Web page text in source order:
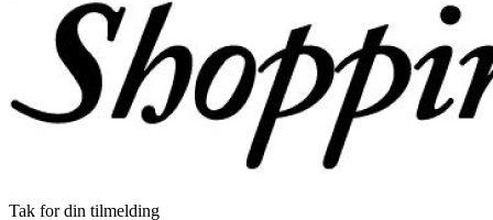
Tak for din tilmelding